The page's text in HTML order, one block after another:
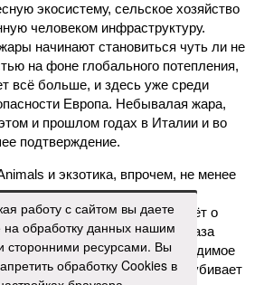
экосистему, сельское хозяйство
человеком инфраструктуру.
начинают становиться чуть ли не
на фоне глобального потепления,
всё больше, и здесь уже среди
Европа. Небывалая жара,
и прошлом годах в Италии и во
подтверждение.
и экзотика, впрочем, не менее
частности, «лимнические
мало кто слышал. Речь идёт о
количество углекислого газа
из глубин озёр, образуя невидимое
которое безжалостно убивает
работу с сайтом вы даете
на обработку данных нашим
сторонними ресурсами. Вы
обработку Cookies в